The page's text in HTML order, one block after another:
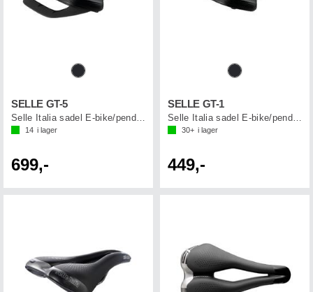
SELLE GT-5
Selle Italia sadel E-bike/pendling
14 i lager
699,-
SELLE GT-1
Selle Italia sadel E-bike/pendling
30+ i lager
449,-